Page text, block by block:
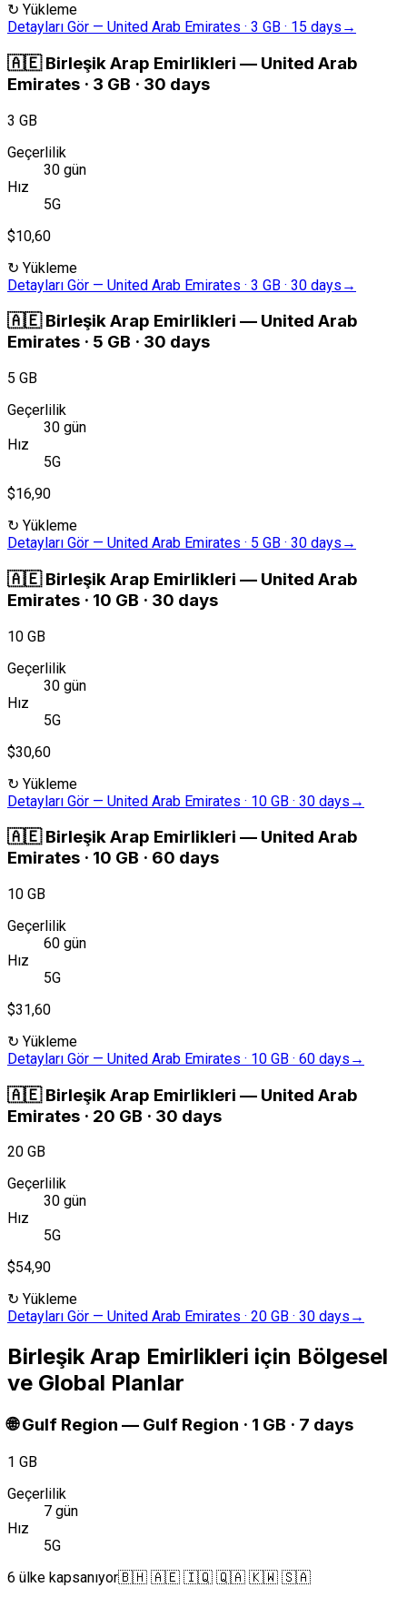
↻ Yükleme
Detayları Gör — United Arab Emirates · 3 GB · 15 days →
🇦🇪 Birleşik Arap Emirlikleri — United Arab
Emirates · 3 GB · 30 days
3 GB
Geçerlilik
30 gün
Hız
5G
$10,60
↻ Yükleme
Detayları Gör — United Arab Emirates · 3 GB · 30 days →
🇦🇪 Birleşik Arap Emirlikleri — United Arab
Emirates · 5 GB · 30 days
5 GB
Geçerlilik
30 gün
Hız
5G
$16,90
↻ Yükleme
Detayları Gör — United Arab Emirates · 5 GB · 30 days →
🇦🇪 Birleşik Arap Emirlikleri — United Arab
Emirates · 10 GB · 30 days
10 GB
Geçerlilik
30 gün
Hız
5G
$30,60
↻ Yükleme
Detayları Gör — United Arab Emirates · 10 GB · 30 days →
🇦🇪 Birleşik Arap Emirlikleri — United Arab
Emirates · 10 GB · 60 days
10 GB
Geçerlilik
60 gün
Hız
5G
$31,60
↻ Yükleme
Detayları Gör — United Arab Emirates · 10 GB · 60 days →
🇦🇪 Birleşik Arap Emirlikleri — United Arab
Emirates · 20 GB · 30 days
20 GB
Geçerlilik
30 gün
Hız
5G
$54,90
↻ Yükleme
Detayları Gör — United Arab Emirates · 20 GB · 30 days →
Birleşik Arap Emirlikleri için Bölgesel
ve Global Planlar
🌐 Gulf Region — Gulf Region · 1 GB · 7 days
1 GB
Geçerlilik
7 gün
Hız
5G
6 ülke kapsanıyor🇧🇭 🇦🇪 🇮🇶 🇶🇦 🇰🇼 🇸🇦